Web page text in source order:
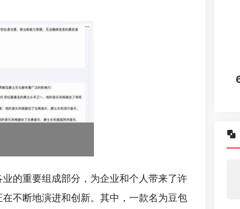
的重要组成部分，为企业和个人带来了许
不断地演进和创新。其中，一款名为豆包